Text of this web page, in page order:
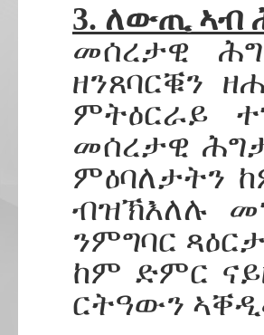
3. ለውጢ ኣብ
መሰረታዊ
ዘንጸባርቑን
ምትዕርራይ
መሰረታዊ
ምዕባለታትን
ብዝኽእለሉ
ንምግባር
ከም ድምር
ርትዓውን